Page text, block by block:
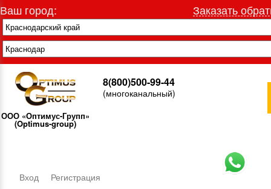
Ваш город: Заказать
ООО «Оптимус-Групп»
(Optimus-group)
8(800)500-99-44
(многоканальный)
Вход Регистрация